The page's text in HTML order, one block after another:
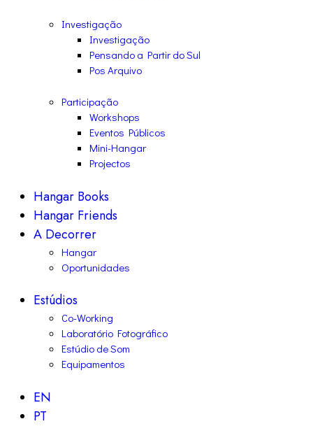
Investigação
Investigação
Pensando a Partir do Sul
Pos Arquivo
Participação
Workshops
Eventos Públicos
Mini-Hangar
Projectos
Hangar Books
Hangar Friends
A Decorrer
Hangar
Oportunidades
Estúdios
Co-Working
Laboratório Fotográfico
Estúdio de Som
Equipamentos
EN
PT